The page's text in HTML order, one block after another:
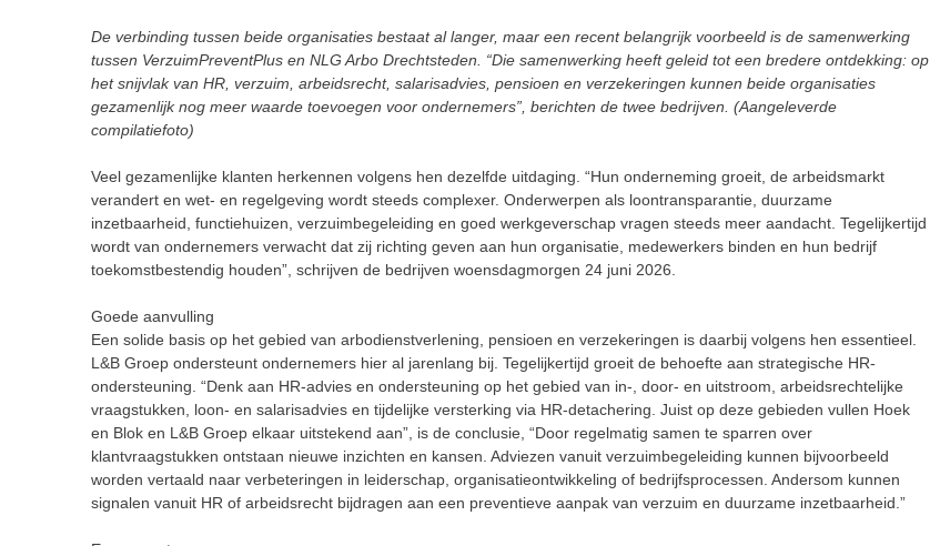
De verbinding tussen beide organisaties bestaat al langer, maar een recent belangrijk voorbeeld is de samenwerking
tussen VerzuimPreventPlus en NLG Arbo Drechtsteden. “Die samenwerking heeft geleid tot een bredere ontdekking: op
het snijvlak van HR, verzuim, arbeidsrecht, salarisadvies, pensioen en verzekeringen kunnen beide organisaties
gezamenlijk nog meer waarde toevoegen voor ondernemers”, berichten de twee bedrijven. (Aangeleverde
compilatiefoto)
Veel gezamenlijke klanten herkennen volgens hen dezelfde uitdaging. “Hun onderneming groeit, de arbeidsmarkt
verandert en wet- en regelgeving wordt steeds complexer. Onderwerpen als loontransparantie, duurzame
inzetbaarheid, functiehuizen, verzuimbegeleiding en goed werkgeverschap vragen steeds meer aandacht. Tegelijkertijd
wordt van ondernemers verwacht dat zij richting geven aan hun organisatie, medewerkers binden en hun bedrijf
toekomstbestendig houden”, schrijven de bedrijven woensdagmorgen 24 juni 2026.
Goede aanvulling
Een solide basis op het gebied van arbodienstverlening, pensioen en verzekeringen is daarbij volgens hen essentieel.
L&B Groep ondersteunt ondernemers hier al jarenlang bij. Tegelijkertijd groeit de behoefte aan strategische HR-
ondersteuning. “Denk aan HR-advies en ondersteuning op het gebied van in-, door- en uitstroom, arbeidsrechtelijke
vraagstukken, loon- en salarisadvies en tijdelijke versterking via HR-detachering. Juist op deze gebieden vullen Hoek
en Blok en L&B Groep elkaar uitstekend aan”, is de conclusie, “Door regelmatig samen te sparren over
klantvraagstukken ontstaan nieuwe inzichten en kansen. Adviezen vanuit verzuimbegeleiding kunnen bijvoorbeeld
worden vertaald naar verbeteringen in leiderschap, organisatieontwikkeling of bedrijfsprocessen. Andersom kunnen
signalen vanuit HR of arbeidsrecht bijdragen aan een preventieve aanpak van verzuim en duurzame inzetbaarheid.”